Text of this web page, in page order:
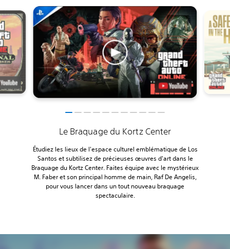
Le Braquage du Kortz Center
Étudiez les lieux de l'espace culturel emblématique de Los
Santos et subtilisez de précieuses œuvres d'art dans le
Braquage du Kortz Center. Faites équipe avec le mystérieux
M. Faber et son principal homme de main, Raf De Angelis,
pour vous lancer dans un tout nouveau braquage
spectaculaire.